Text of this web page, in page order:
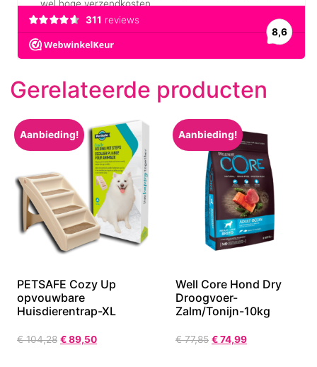
Gerelateerde producten
Aanbieding!
PETSAFE Cozy Up
opvouwbare
Huisdierentrap-XL
€104,28 €89,50
Aanbieding!
Well Core Hond Dry
Droogvoer-
Zalm/Tonijn-10kg
€77,85 €74,99